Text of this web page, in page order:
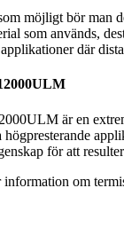
möjligt bör man
som används,
där
är en
för att
om